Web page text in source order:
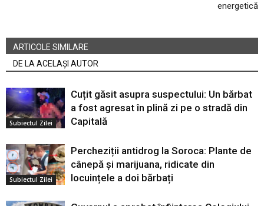
energetică
ARTICOLE SIMILARE
DE LA ACELAȘI AUTOR
Subiectul Zilei
Cuțit găsit asupra suspectului: Un bărbat
a fost agresat în plină zi pe o stradă din
Capitală
Subiectul Zilei
Percheziții antidrog la Soroca: Plante de
cânepă și marijuana, ridicate din
locuințele a doi bărbați